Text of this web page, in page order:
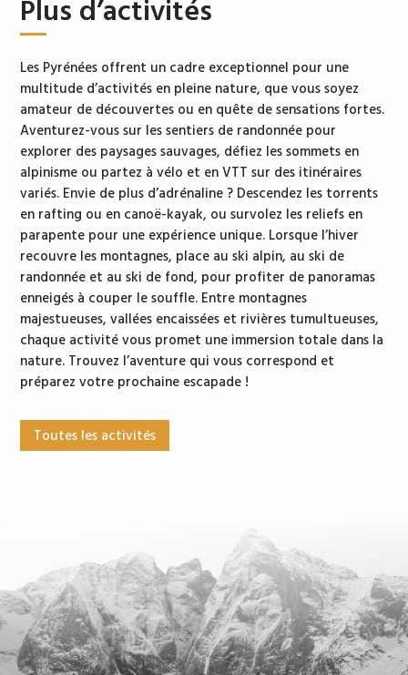
Plus d’activités
Les Pyrénées offrent un cadre exceptionnel pour une
multitude d’activités en pleine nature, que vous soyez
amateur de découvertes ou en quête de sensations fortes.
Aventurez-vous sur les sentiers de randonnée pour
explorer des paysages sauvages, défiez les sommets en
alpinisme ou partez à vélo et en VTT sur des itinéraires
variés. Envie de plus d’adrénaline ? Descendez les torrents
en rafting ou en canoë-kayak, ou survolez les reliefs en
parapente pour une expérience unique. Lorsque l’hiver
recouvre les montagnes, place au ski alpin, au ski de
randonnée et au ski de fond, pour profiter de panoramas
enneigés à couper le souffle. Entre montagnes
majestueuses, vallées encaissées et rivières tumultueuses,
chaque activité vous promet une immersion totale dans la
nature. Trouvez l’aventure qui vous correspond et
préparez votre prochaine escapade !
Toutes les activités